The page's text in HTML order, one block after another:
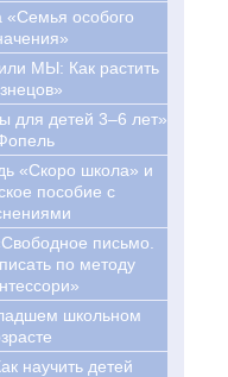
«Семья особого
МЫ: Как растить
для детей 3–6 лет»
«Скоро школа» и
пособие с
письмо.
по методу
школьном
научить детей